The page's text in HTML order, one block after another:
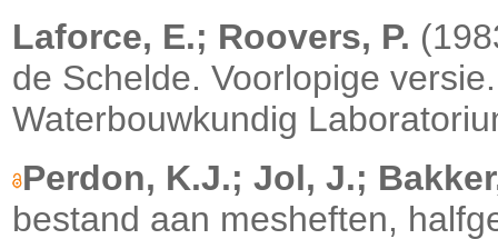
Laforce, E.; Roovers, P.
de Schelde. Voorlopige
Waterbouwkundig
Perdon, K.J.; Jol, J.;
bestand aan mesheften,